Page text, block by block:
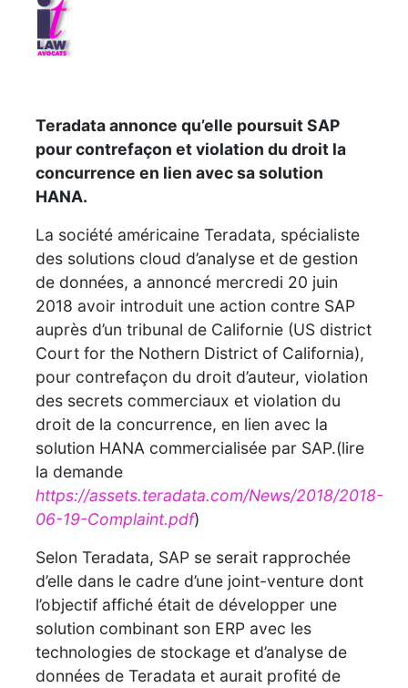
Teradata annonce qu’elle poursuit SAP
pour contrefaçon et violation du droit la
concurrence en lien avec sa solution
HANA.
La société américaine Teradata, spécialiste
des solutions cloud d’analyse et de gestion
de données, a annoncé mercredi 20 juin
2018 avoir introduit une action contre SAP
auprès d’un tribunal de Californie (US district
Court for the Nothern District of California),
pour contrefaçon du droit d’auteur, violation
des secrets commerciaux et violation du
droit de la concurrence, en lien avec la
solution HANA commercialisée par SAP.(lire
la demande
https://assets.teradata.com/News/2018/2018-
06-19-Complaint.pdf)
Selon Teradata, SAP se serait rapprochée
d’elle dans le cadre d’une joint-venture dont
l’objectif affiché était de développer une
solution combinant son ERP avec les
technologies de stockage et d’analyse de
données de Teradata et aurait profité de